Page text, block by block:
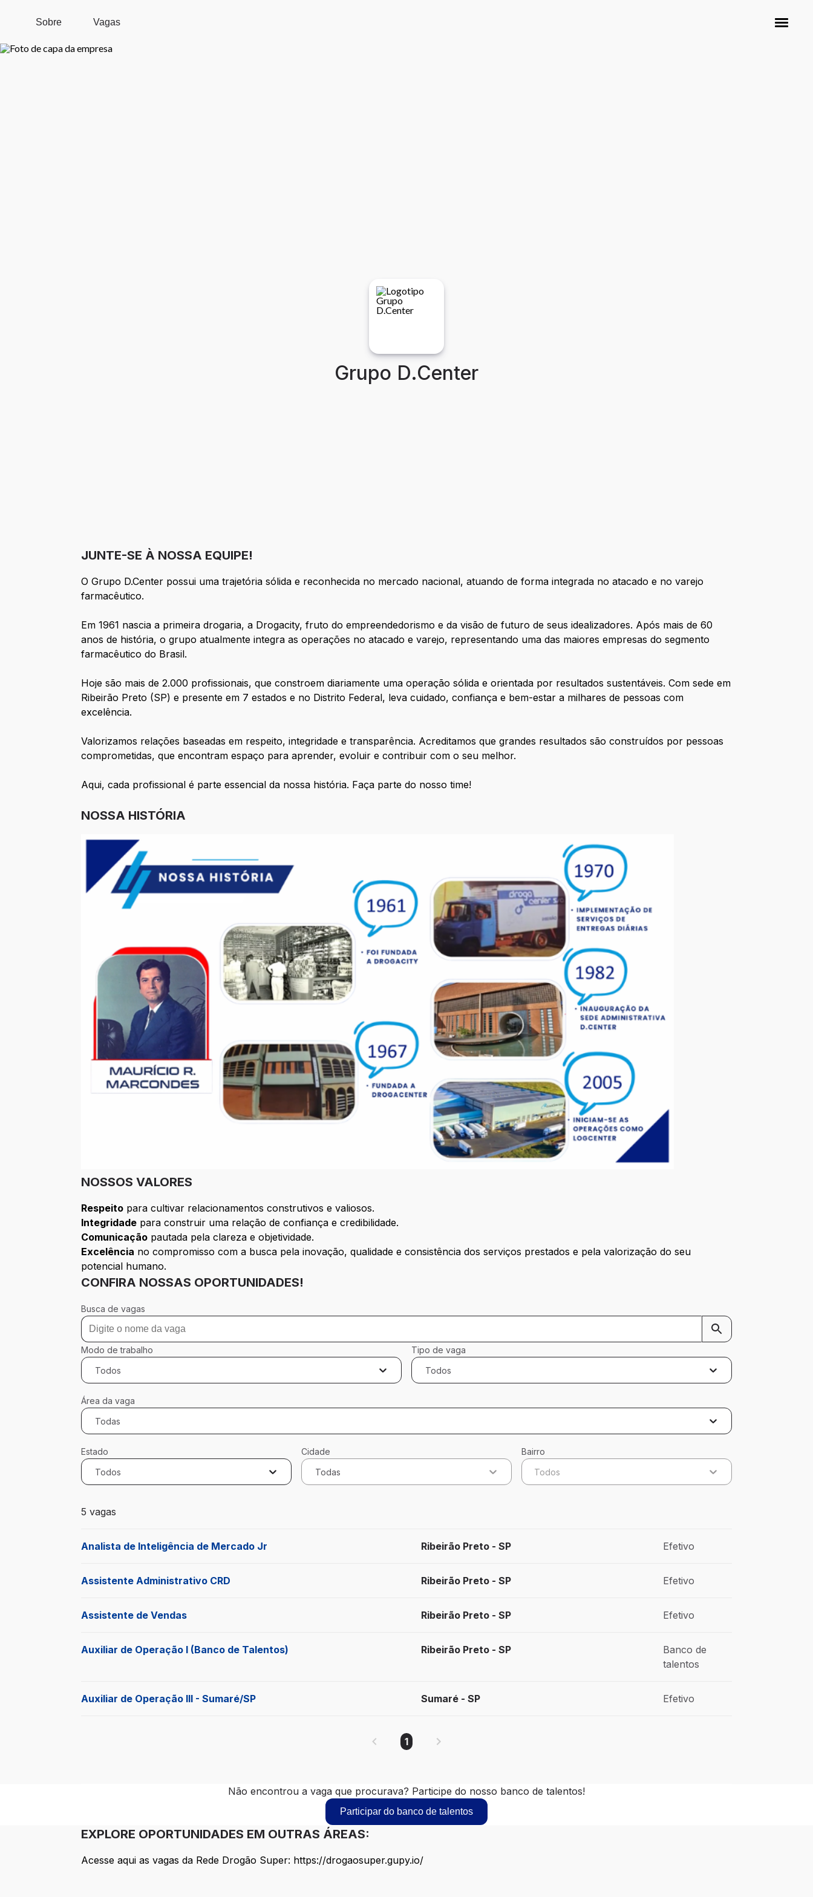
Sobre Vagas
Grupo D.Center
JUNTE-SE À NOSSA EQUIPE!
O Grupo D.Center possui uma trajetória sólida e reconhecida no mercado nacional, atuando de forma integrada no atacado e no varejo
farmacêutico.
Em 1961 nascia a primeira drogaria, a Drogacity, fruto do empreendedorismo e da visão de futuro de seus idealizadores. Após mais de 60
anos de história, o grupo atualmente integra as operações no atacado e varejo, representando uma das maiores empresas do segmento
farmacêutico do Brasil.
Hoje são mais de 2.000 profissionais, que constroem diariamente uma operação sólida e orientada por resultados sustentáveis. Com sede em
Ribeirão Preto (SP) e presente em 7 estados e no Distrito Federal, leva cuidado, confiança e bem-estar a milhares de pessoas com
excelência.
Valorizamos relações baseadas em respeito, integridade e transparência. Acreditamos que grandes resultados são construídos por pessoas
comprometidas, que encontram espaço para aprender, evoluir e contribuir com o seu melhor.
Aqui, cada profissional é parte essencial da nossa história. Faça parte do nosso time!
NOSSA HISTÓRIA
NOSSOS VALORES
Respeito para cultivar relacionamentos construtivos e valiosos.
Integridade para construir uma relação de confiança e credibilidade.
Comunicação pautada pela clareza e objetividade.
Excelência no compromisso com a busca pela inovação, qualidade e consistência dos serviços prestados e pela valorização do seu
potencial humano.
CONFIRA NOSSAS OPORTUNIDADES!
Busca de vagas
Modo de trabalho
Todos
Tipo de vaga
Todos
Área da vaga
Todas
Estado
Todos
Cidade
Todas
Bairro
Todos
5 vagas encontradas para 0 filtros aplicados
5 vagas
Analista de Inteligência de Mercado Jr Ribeirão Preto - SP Efetivo
Assistente Administrativo CRD Ribeirão Preto - SP Efetivo
Assistente de Vendas Ribeirão Preto - SP Efetivo
Auxiliar de Operação I (Banco de Talentos) Ribeirão Preto - SP
Banco de
talentos
Auxiliar de Operação III - Sumaré/SP Sumaré - SP Efetivo
1
Não encontrou a vaga que procurava? Participe do nosso banco de talentos!
Participar do banco de talentos
EXPLORE OPORTUNIDADES EM OUTRAS ÁREAS:
Acesse aqui as vagas da Rede Drogão Super: https://drogaosuper.gupy.io/